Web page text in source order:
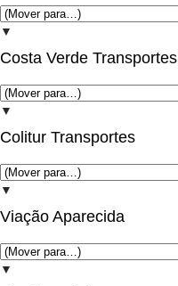
▼
Costa Verde Transportes
▼
Colitur Transportes
▼
Viação Aparecida
▼